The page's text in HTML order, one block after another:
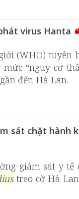
virus Hanta
(WHO)
“nguy cơ
đến Hà Lan.
sát chặt hành
giám sát y
treo cờ Hà